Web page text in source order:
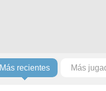
Más recientes Más